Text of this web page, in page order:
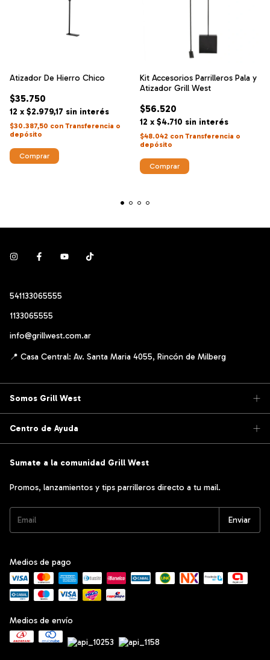
Atizador De Hierro Chico
$35.750
12 x $2.979,17 sin interés
$30.387,50 con Transferencia o
depósito
Kit Accesorios Parrilleros Pala y
Atizador Grill West
$56.520
12 x $4.710 sin interés
$48.042 con Transferencia o
depósito
541133065555
1133065555
info@grillwest.com.ar
Somos Grill West
Centro de Ayuda
Sumate a la comunidad Grill West
Promos, lanzamientos y tips parrilleros directo a tu mail.
Medios de pago
Medios de envío